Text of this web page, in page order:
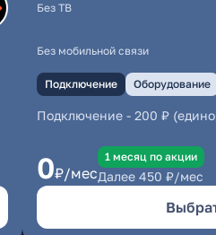
Без ТВ
Без мобильной связи
Подключение Оборудование
Подключение- 200 ₽
0₽/мес
1 месяц по акции
Далее 450 ₽/мес